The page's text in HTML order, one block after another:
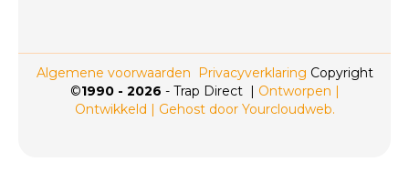
Algemene voorwaarden Privacyverklaring Copyright
©1990 - 2026 - Trap Direct | Ontworpen |
Ontwikkeld | Gehost door Yourcloudweb.